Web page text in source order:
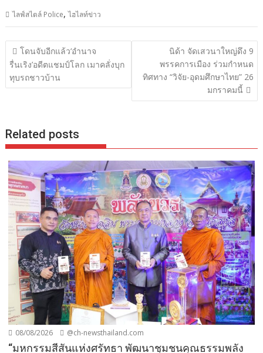
ไลฟ์สไตล์ Police,ไฮไลท์ข่าว
แนะแนว
เรื่อง
โดนจับอีกแล้ว‘อำนาจ
รื่นเริง’อดีตแชมป์โลก เมาคลั่งบุก
ทุบรถชาวบ้าน
นิด้า จัดเสวนาใหญ่ดึง 9
พรรคการเมือง ร่วมกำหนด
ทิศทาง “วิจัย-อุดมศึกษาไทย” 26
มกราคมนี้
Related posts
08/08/2026 @ch-newsthailand.com
“มหกรรมสีสันแห่งศรัทธา พัฒนาชุมชนคุณธรรมพลัง